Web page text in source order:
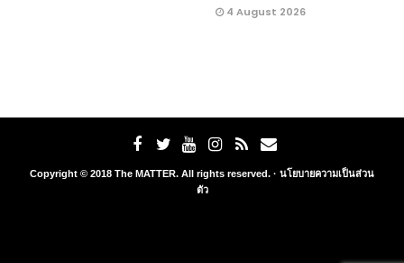
4 August 2026
Copyright © 2018 The MATTER. All rights reserved. · นโยบายความเป็นส่วน
ตัว